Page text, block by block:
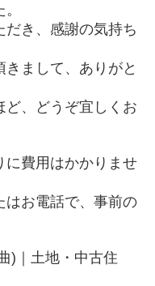
き、感謝の気持ち
きまして、ありがと
ど、どうぞ宜しくお
に費用はかかりませ
はお電話で、事前の
)｜土地・中古住